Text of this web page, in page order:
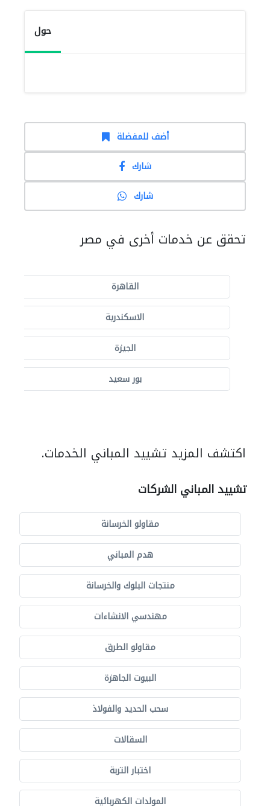
حول
أضف للمفضلة
شارك
شارك
تحقق عن خدمات أخرى في مصر
القاهرة
الاسكندرية
الجيزة
بور سعيد
اكتشف المزيد تشييد المباني الخدمات.
تشييد المباني الشركات
مقاولو الخرسانة
هدم المباني
منتجات البلوك والخرسانة
مهندسي الانشاءات
مقاولو الطرق
البيوت الجاهزة
سحب الحديد والفولاذ
السقالات
اختبار التربة
المولدات الكهربائية